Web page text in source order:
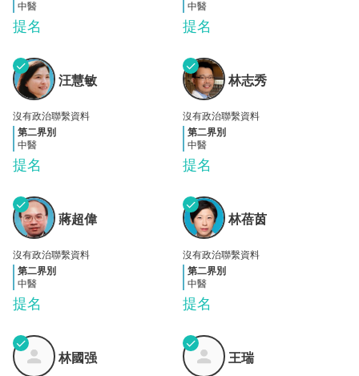
提名
中醫
提名
中醫
汪慧
敏
✓
提名
汪慧敏
沒有政治聯繫資料
第二界別
中醫
林志
秀
✓
提名
林志秀
沒有政治聯繫資料
第二界別
中醫
蔣超
偉
✓
提名
蔣超偉
沒有政治聯繫資料
第二界別
中醫
林蓓
茵
✓
提名
林蓓茵
沒有政治聯繫資料
第二界別
中醫
林國
强
✓
林國强 王瑞
✓
王瑞